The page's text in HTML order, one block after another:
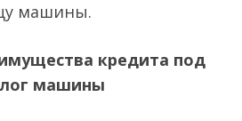
машины.
кредита под
машины